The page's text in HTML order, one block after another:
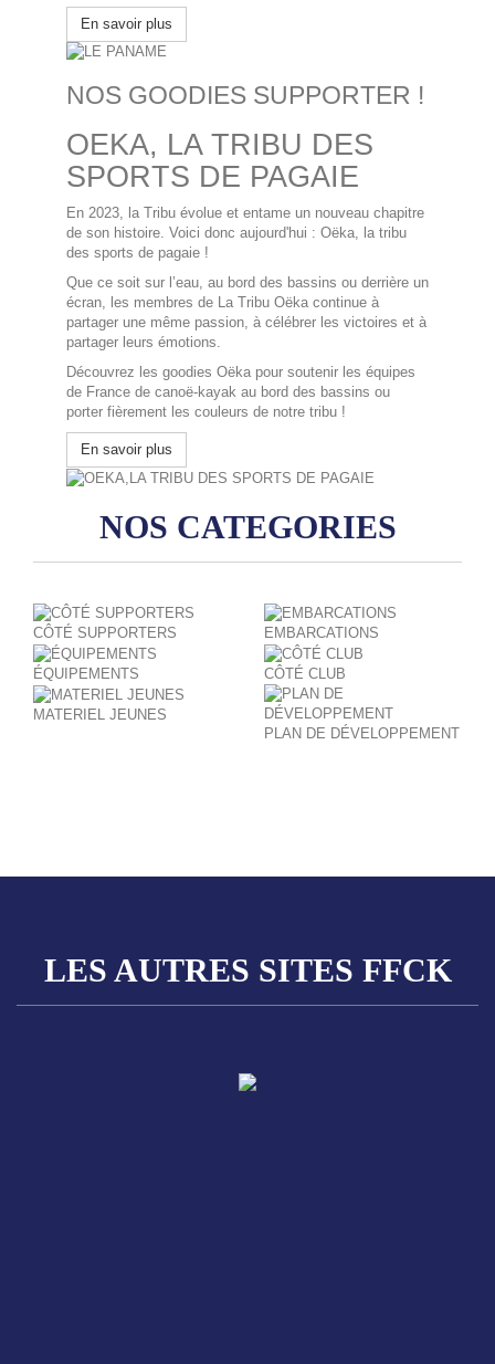
En savoir plus
NOS GOODIES SUPPORTER !
OEKA, LA TRIBU DES
SPORTS DE PAGAIE
En 2023, la Tribu évolue et entame un nouveau chapitre
de son histoire. Voici donc aujourd'hui : Oëka, la tribu
des sports de pagaie !
Que ce soit sur l’eau, au bord des bassins ou derrière un
écran, les membres de La Tribu Oëka continue à
partager une même passion, à célébrer les victoires et à
partager leurs émotions.
Découvrez les goodies Oëka pour soutenir les équipes
de France de canoë-kayak au bord des bassins ou
porter fièrement les couleurs de notre tribu !
En savoir plus
NOS CATEGORIES
CÔTÉ SUPPORTERS EMBARCATIONS
ÉQUIPEMENTS CÔTÉ CLUB
MATERIEL JEUNES
PLAN DE DÉVELOPPEMENT
LES AUTRES SITES FFCK